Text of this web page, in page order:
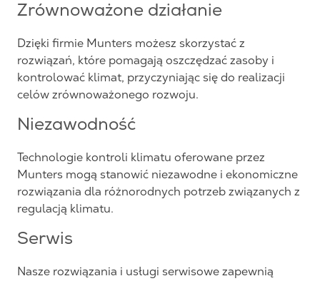
Zrównoważone działanie
Dzięki firmie Munters możesz skorzystać z
rozwiązań, które pomagają oszczędzać zasoby i
kontrolować klimat, przyczyniając się do realizacji
celów zrównoważonego rozwoju.
Niezawodność
Technologie kontroli klimatu oferowane przez
Munters mogą stanowić niezawodne i ekonomiczne
rozwiązania dla różnorodnych potrzeb związanych z
regulacją klimatu.
Serwis
Nasze rozwiązania i usługi serwisowe zapewnią